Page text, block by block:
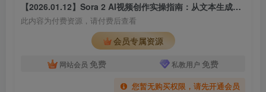
【2026.01.12】Sora 2 AI视频创作实操指南：从文本生成到爆款内容变现路径拆解
此内容为付费资源，请付费后查看
会员专属资源
网站会员 免费 私教用户 免费
您暂无购买权限，请先开通会员